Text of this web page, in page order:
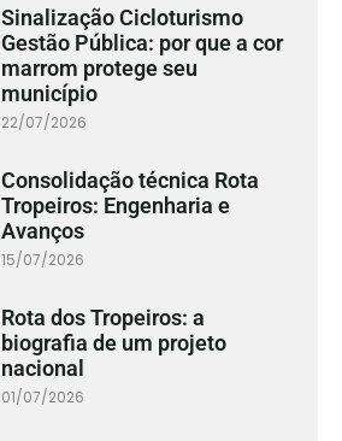
Sinalização Cicloturismo
Gestão Pública: por que a cor
marrom protege seu
município
22/07/2026
Consolidação técnica Rota
Tropeiros: Engenharia e
Avanços
15/07/2026
Rota dos Tropeiros: a
biografia de um projeto
nacional
01/07/2026